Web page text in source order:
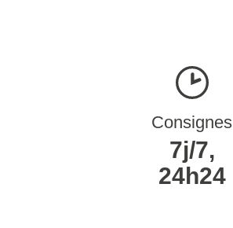
Consignes
7j/7,
24h24